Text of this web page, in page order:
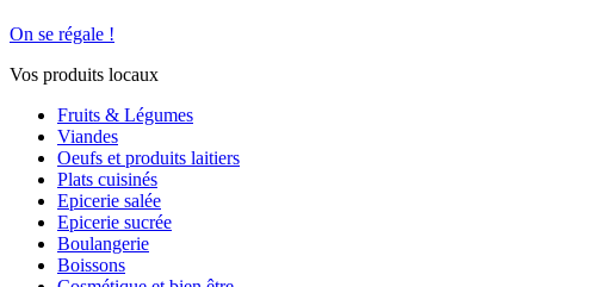
On se régale !
Vos produits locaux
Fruits & Légumes
Viandes
Oeufs et produits laitiers
Plats cuisinés
Epicerie salée
Epicerie sucrée
Boulangerie
Boissons